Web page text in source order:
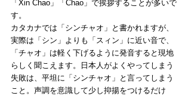
「Xin Chao」「Chao」で挨拶することが多いで
す。
カタカナでは「シンチャオ」と書かれますが、
実際は「シン」よりも「スィン」に近い音で、
「チャオ」は軽く下げるように発音すると現地
らしく聞こえます。日本人がよくやってしまう
失敗は、平坦に「シンチャオ」と言ってしまう
こと。声調を意識して少し抑揚をつけるだけ